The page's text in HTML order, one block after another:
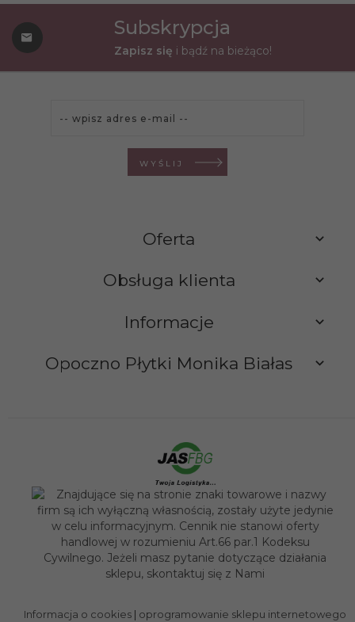
Subskrypcja
Zapisz się i bądź na bieżąco!
WYŚLIJ
Oferta
Obsługa klienta
Informacje
Opoczno Płytki Monika Białas
sklep@opocznoplytki.pl
Informacja o cookies | oprogramowanie sklepu internetowego